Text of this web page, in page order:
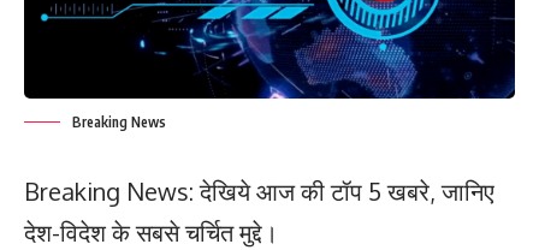
Breaking News
Breaking News: देखिये आज की टॉप 5 खबरे, जानिए
देश-विदेश के सबसे चर्चित मुद्दे।